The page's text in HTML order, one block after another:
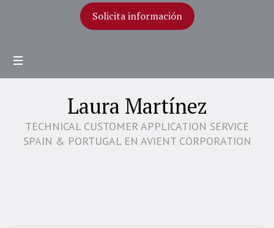
Solicita información
Laura Martínez
TECHNICAL CUSTOMER APPLICATION SERVICE
SPAIN & PORTUGAL EN AVIENT CORPORATION